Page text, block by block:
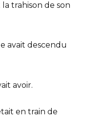
trahison de son
avait descendu
avoir.
en train de